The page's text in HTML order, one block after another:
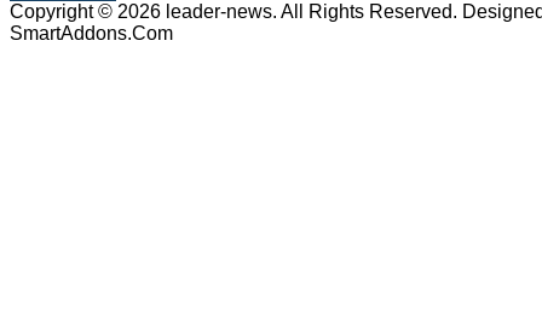
Copyright © 2026 leader-news. All Rights Reserved.
SmartAddons.Com